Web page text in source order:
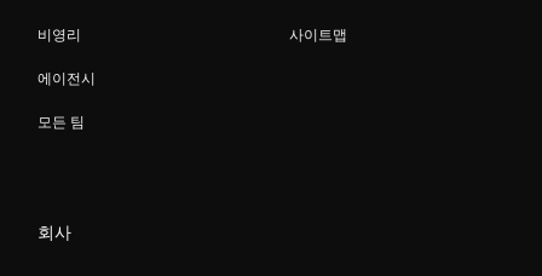
비영리
에이전시
모든 팀
사이트맵
회사